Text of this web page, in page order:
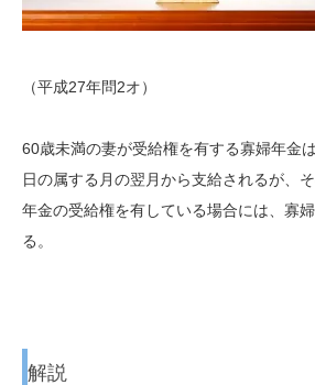
（平成27年問2オ）
60歳未満の妻が受給権を有する寡婦年金
日の属する月の翌月から支給されるが、
年金の受給権を有している場合には、寡
る。
解説